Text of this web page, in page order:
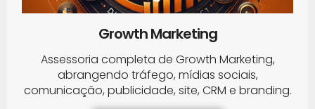
Growth Marketing
Assessoria completa de Growth Marketing,
abrangendo tráfego, mídias sociais,
comunicação, publicidade, site, CRM e branding.